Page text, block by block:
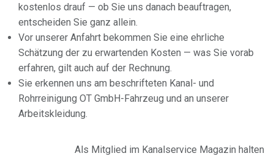
kostenlos drauf — ob Sie uns danach beauftragen,
entscheiden Sie ganz allein.
Vor unserer Anfahrt bekommen Sie eine ehrliche
Schätzung der zu erwartenden Kosten — was Sie vorab
erfahren, gilt auch auf der Rechnung.
Sie erkennen uns am beschrifteten Kanal- und
Rohrreinigung OT GmbH-Fahrzeug und an unserer
Arbeitskleidung.
Als Mitglied im Kanalservice Magazin halten